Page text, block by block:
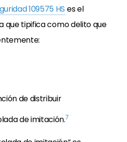
109575 HS es el
que tipifica como delito que
de distribuir
de imitación.7